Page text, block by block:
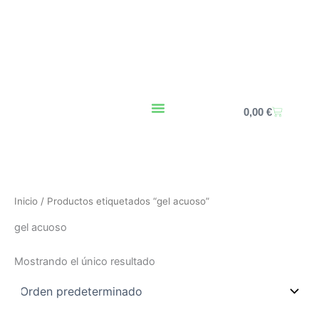
0,00€Carrito
Inicio / Productos etiquetados “gel acuoso”
gel acuoso
Mostrando el único resultado